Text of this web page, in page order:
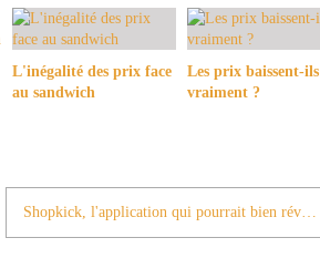
L'inégalité des prix face
au sandwich
Les prix baissent-ils
vraiment ?
Shopkick, l'application qui pourrait bien révolutionner le commerce